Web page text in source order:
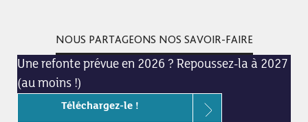
NOUS PARTAGEONS NOS SAVOIR-FAIRE
Une refonte prévue en 2026 ? Repoussez-la à 2027
(au moins !)
Téléchargez-le !